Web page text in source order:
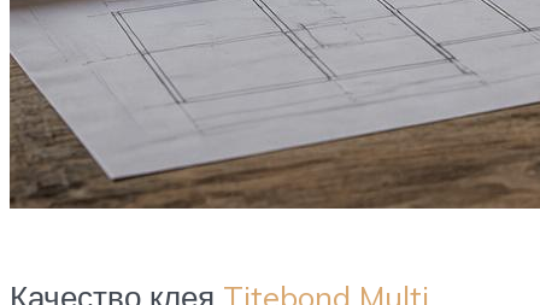
Качество клея Titebond Multi